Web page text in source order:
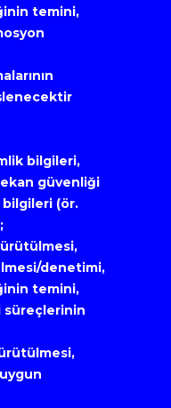
temini,
bilgileri,
güvenliği
(ör.
denetimi,
temini,
süreçlerinin